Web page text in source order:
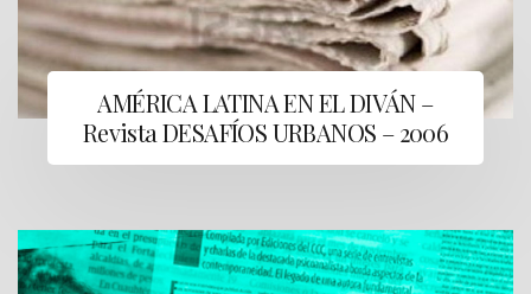
AMÉRICA LATINA EN EL DIVÁN –
Revista DESAFÍOS URBANOS – 2006